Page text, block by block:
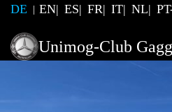
DE EN ES FR IT NL
Unimog-Club